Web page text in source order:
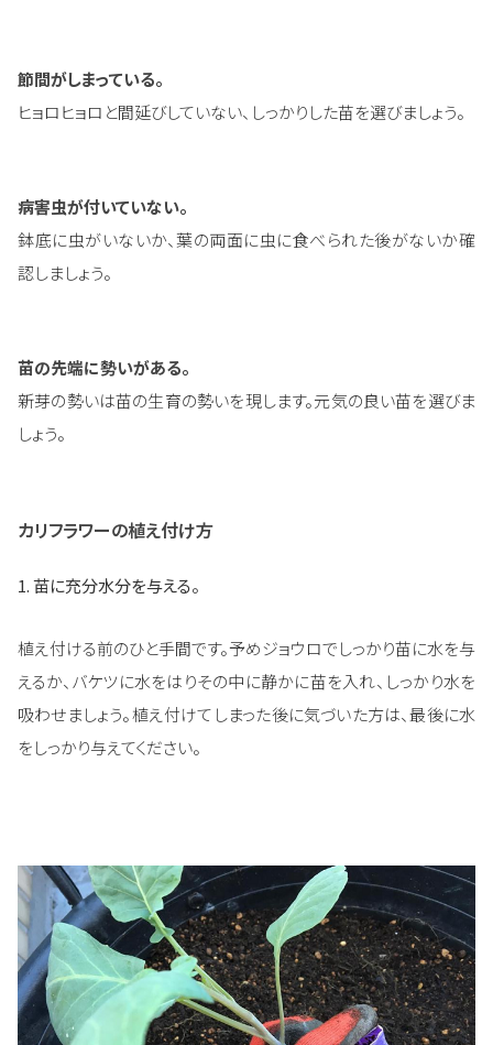
節間がしまっている。
ヒョロヒョロと間延びしていない、しっかりした苗を選びましょう。
病害虫が付いていない。
鉢底に虫がいないか、葉の両面に虫に食べられた後がないか確
認しましょう。
苗の先端に勢いがある。
新芽の勢いは苗の生育の勢いを現します。元気の良い苗を選びま
しょう。
カリフラワーの植え付け方
1. 苗に充分水分を与える。
植え付ける前のひと手間です。予めジョウロでしっかり苗に水を与
えるか、バケツに水をはりその中に静かに苗を入れ、しっかり水を
吸わせましょう。植え付けてしまった後に気づいた方は、最後に水
をしっかり与えてください。